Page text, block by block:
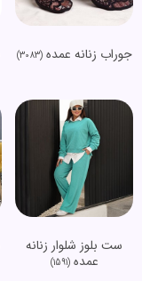
جوراب زنانه عمده(3083)
ست بلوز شلوار زنانه
عمده(1591)